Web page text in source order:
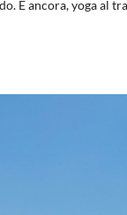
E ancora, yoga al